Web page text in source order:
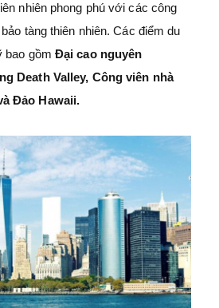
nhiên phong phú với các công
tàng thiên nhiên. Các điểm du
bao gồm Đại cao nguyên
Death Valley, Công viên nhà
Đảo Hawaii.